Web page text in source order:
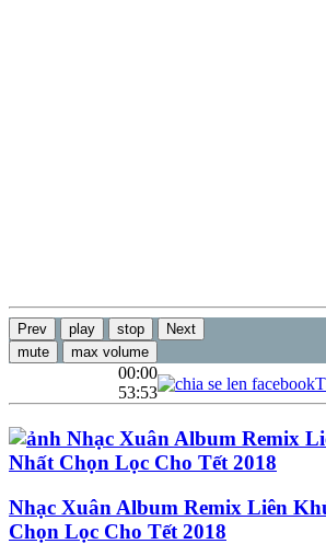
Prev play stop
Next
mute
max volume
00:00
53:53
Nhạc Xuân Album Remix Liên
Chọn Lọc Cho Tết 2018